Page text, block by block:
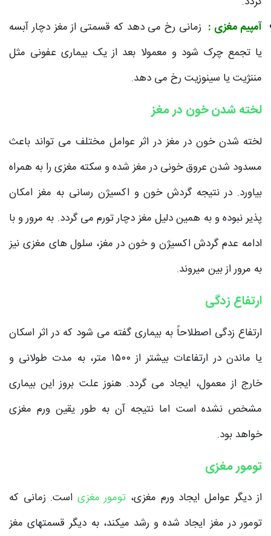
آمپیم مغزی : زمانی رخ می دهد که قسمتی از مغز دچار آبسه
یا تجمع چرک شود و معمولا بعد از یک بیماری عفونی مثل
مننژیت یا سینوزیت رخ می دهد.
لخته شدن خون در مغز
لخته شدن خون در مغز در اثر عوامل مختلف می تواند باعث
مسدود شدن عروق خونی در مغز شده و سکته مغزی را به همراه
بیاورد. در نتیجه گردش خون و اکسیژن رسانی به مغز امکان
پذیر نبوده و به همین دلیل مغز دچار تورم می گردد. به مرور و با
ادامه عدم گردش اکسیژن و خون در مغز، سلول های مغزی نیز
به مرور از بین میروند.
ارتفاع زدگی
ارتفاع زدگی اصطلاحاً به بیماری گفته می شود که در اثر اسکان
یا ماندن در ارتفاعات بیشتر از ۱۵۰۰ متر، به مدت طولانی و
خارج از معمول، ایجاد می گردد. هنوز علت بروز این بیماری
مشخص نشده است اما نتیجه آن به طور یقین ورم مغزی
خواهد بود.
تومور مغزی
از دیگر عوامل ایجاد ورم مغزی، تومور مغزی است. زمانی که
تومور در مغز ایجاد شده و رشد میکند، به دیگر قسمتهای مغز